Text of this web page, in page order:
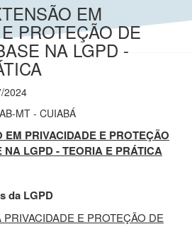
EM
PROTEÇÃO DE
NA LGPD -
2024
MT - CUIABÁ
PRIVACIDADE E PROTEÇÃO
LGPD - TEORIA E PRÁTICA
da LGPD
E PROTEÇÃO DE